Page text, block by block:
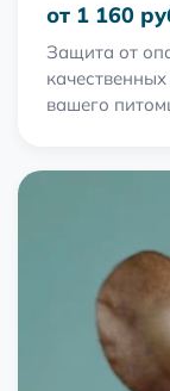
от 1 160
Защита от
вашего